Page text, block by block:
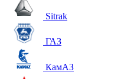
Sitrak
ГАЗ
КамАЗ